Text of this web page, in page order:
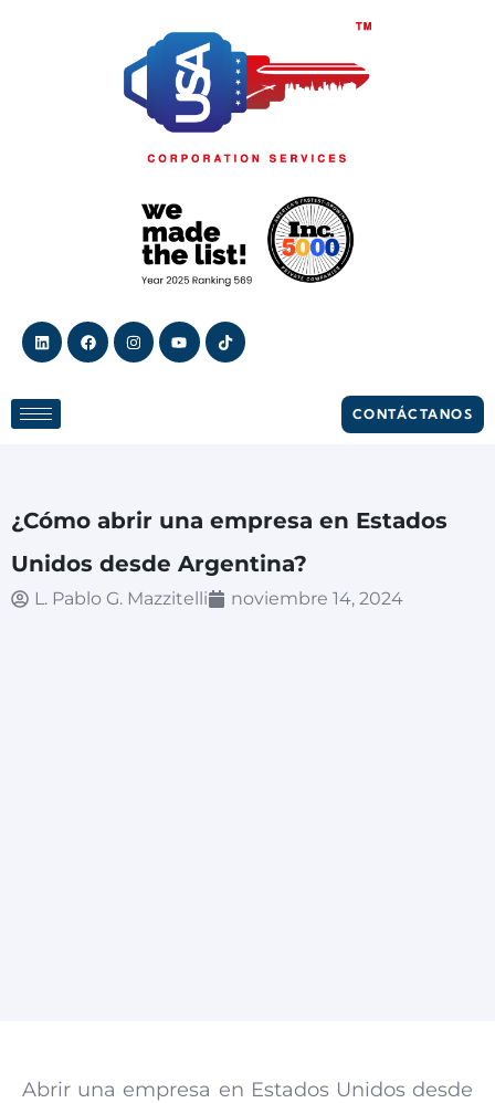
CONTÁCTANOS
¿Cómo abrir una empresa en Estados
Unidos desde Argentina?
L. Pablo G. Mazzitelli noviembre 14, 2024
Abrir una empresa en Estados Unidos desde